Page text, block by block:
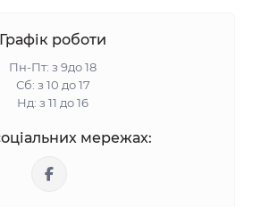
Графік роботи
Пн-Пт: з 9до 18
Сб: з 10 до 17
Нд: з 11 до 16
мережах: